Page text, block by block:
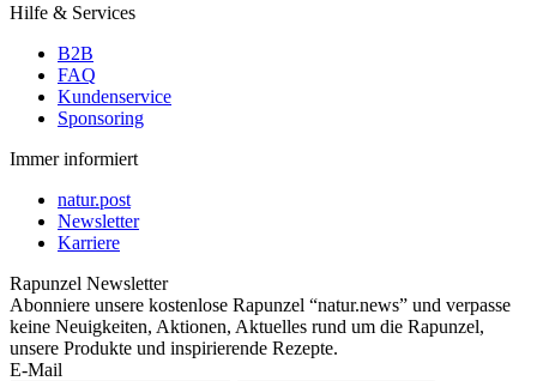
Hilfe & Services
B2B
FAQ
Kundenservice
Sponsoring
Immer informiert
natur.post
Newsletter
Karriere
Rapunzel Newsletter
Abonniere unsere kostenlose Rapunzel “natur.news” und verpasse
keine Neuigkeiten, Aktionen, Aktuelles rund um die Rapunzel,
unsere Produkte und inspirierende Rezepte.
E-Mail